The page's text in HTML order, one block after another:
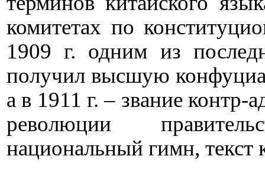
комитетах по
1909 г. одним из
получил высшую
а в 1911 г. – звание контр-
революции
национальный гимн,